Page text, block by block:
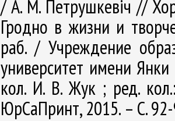
/ А. М. Петрушкевіч //
Гродно в жизни и
раб. / Учреждение
университет имени
кол. И. В. Жук ; ред.
ЮрСаПринт, 2015. – С.